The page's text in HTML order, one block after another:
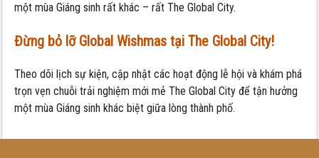
một mùa Giáng sinh rất khác – rất The Global City.
Đừng bỏ lỡ Global Wishmas tại The Global City!
Theo dõi lịch sự kiện, cập nhật các hoạt động lễ hội và khám phá
trọn vẹn chuỗi trải nghiệm mới mẻ The Global City để tận hưởng
một mùa Giáng sinh khác biệt giữa lòng thành phố.